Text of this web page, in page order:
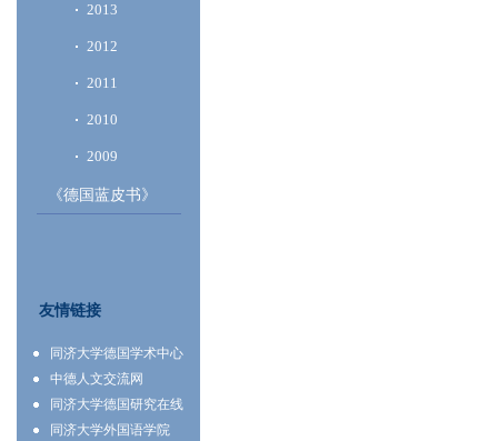
2013
2012
2011
2010
2009
《德国蓝皮书》
友情链接
同济大学德国学术中心
中德人文交流网
同济大学德国研究在线
同济大学外国语学院